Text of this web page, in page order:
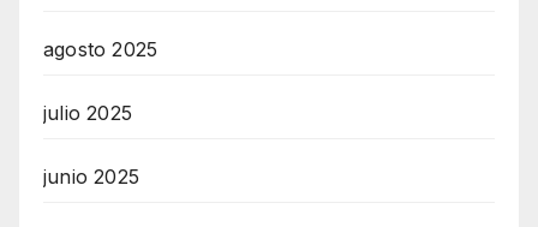
agosto 2025
julio 2025
junio 2025